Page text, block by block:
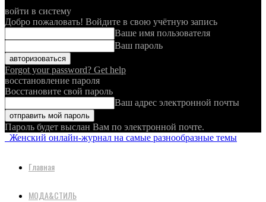
войти в систему
Добро пожаловать! Войдите в свою учётную запись
Ваше имя пользователя
Ваш пароль
Forgot your password? Get help
восстановление пароля
Восстановите свой пароль
Ваш адрес электронной почты
Пароль будет выслан Вам по электронной почте.
Женский онлайн-журнал на самые разнообразные темы
Главная
МОДА&СТИЛЬ